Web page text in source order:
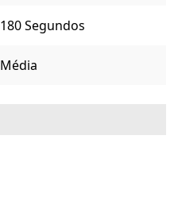
180 Segundos
Média